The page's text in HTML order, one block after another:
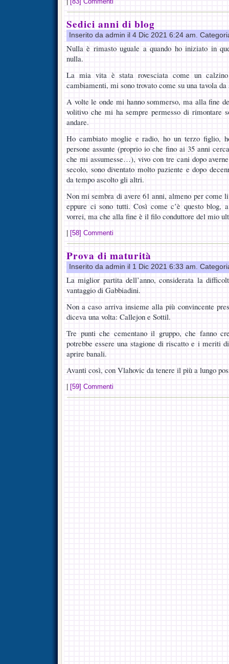
Sedici anni di blog
Inserito da admin il 4 Dic 2021 6:24 am.
Nulla è rimasto uguale a quando ho iniziato in
nulla.
La mia vita è stata rovesciata come un
cambiamenti, mi sono trovato come su una tavola
A volte le onde mi hanno sommerso, ma alla fine
volitivo che mi ha sempre permesso di rimontare
andare.
Ho cambiato moglie e radio, ho un terzo figlio,
persone assunte (proprio io che fino ai 35 anni
che mi assumesse…), vivo con tre cani dopo
secolo, sono diventato molto paziente e dopo
da tempo ascolto gli altri.
Non mi sembra di avere 61 anni, almeno per come
eppure ci sono tutti. Così come c’è questo blog,
vorrei, ma che alla fine è il filo conduttore del mio
[58] Commenti
Prova di maturità
Inserito da admin il 1 Dic 2021 6:33 am.
La miglior partita dell’anno, considerata la
vantaggio di Gabbiadini.
Non a caso arriva insieme alla più convincente
diceva una volta: Callejon e Sottil.
Tre punti che cementano il gruppo, che fanno
potrebbe essere una stagione di riscatto e i meriti
aprire banali.
Avanti così, con Vlahovic da tenere il più a lungo
[59] Commenti